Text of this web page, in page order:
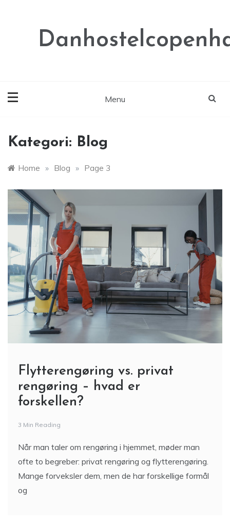
Menu
Kategori: Blog
Home » Blog » Page 3
Flytterengøring vs. privat
rengøring – hvad er
forskellen?
3 Min Reading
Når man taler om rengøring i hjemmet, møder man
ofte to begreber: privat rengøring og flytterengøring.
Mange forveksler dem, men de har forskellige formål
og